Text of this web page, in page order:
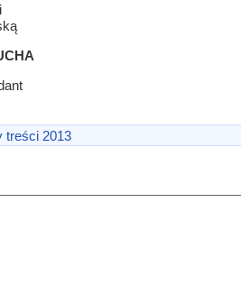
treści 2013